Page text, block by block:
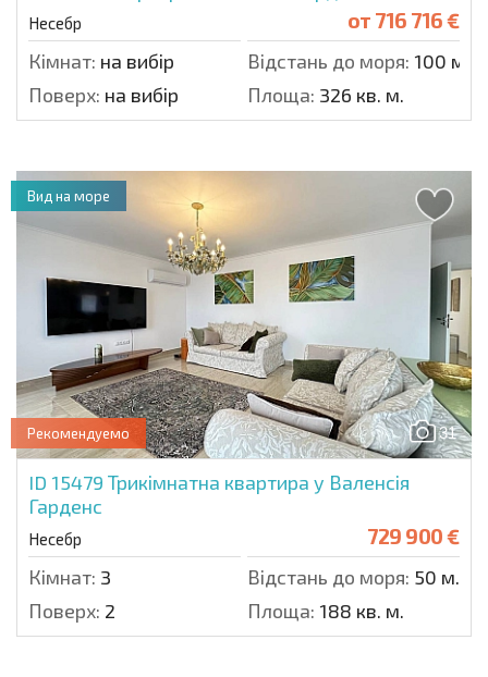
Несебр от 716 716 €
Кімнат: на вибір Відстань до моря: 100 м.
Поверх: на вибір Площа: 326 кв. м.
31
Рекомендуемо
ID 15479 Трикімнатна квартира у Валенсія
Гарденс
Несебр 729 900 €
Кімнат: 3 Відстань до моря: 50 м.
Поверх: 2 Площа: 188 кв. м.
Вид на море